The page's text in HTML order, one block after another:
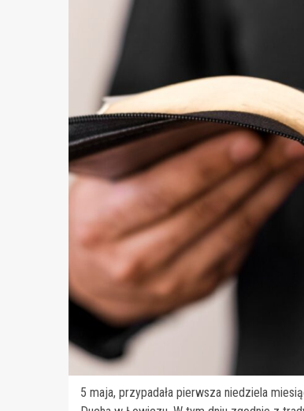
5 maja, przypadała pierwsza niedziela